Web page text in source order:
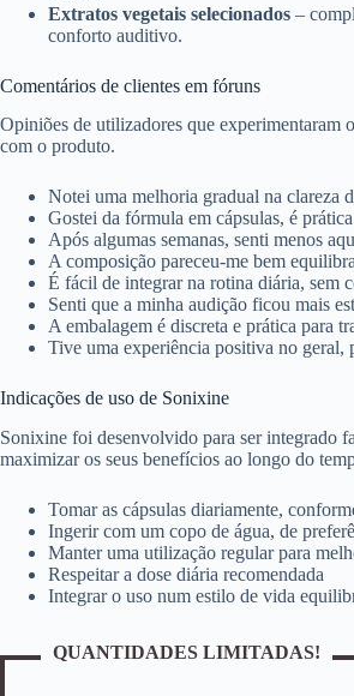
Extratos vegetais selecionados –
conforto auditivo.
Comentários de clientes em fóruns
Opiniões de utilizadores que experimentaram
com o produto.
Notei uma melhoria gradual na clareza
Gostei da fórmula em cápsulas, é
Após algumas semanas, senti menos
A composição pareceu-me bem
É fácil de integrar na rotina diária, sem
Senti que a minha audição ficou mais
A embalagem é discreta e prática para
Tive uma experiência positiva no geral,
Indicações de uso de Sonixine
Sonixine foi desenvolvido para ser integrado
maximizar os seus benefícios ao longo do
Tomar as cápsulas diariamente,
Ingerir com um copo de água, de
Manter uma utilização regular para
Respeitar a dose diária recomendada
Integrar o uso num estilo de vida
QUANTIDADES LIMITADAS!